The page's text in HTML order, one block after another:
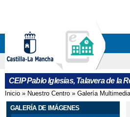
CEIP Pablo Iglesias, Talavera de la
Se encuentra usted
Inicio » Nuestro Centro » Galería Multimedia
GALERÍA DE IMÁGENES